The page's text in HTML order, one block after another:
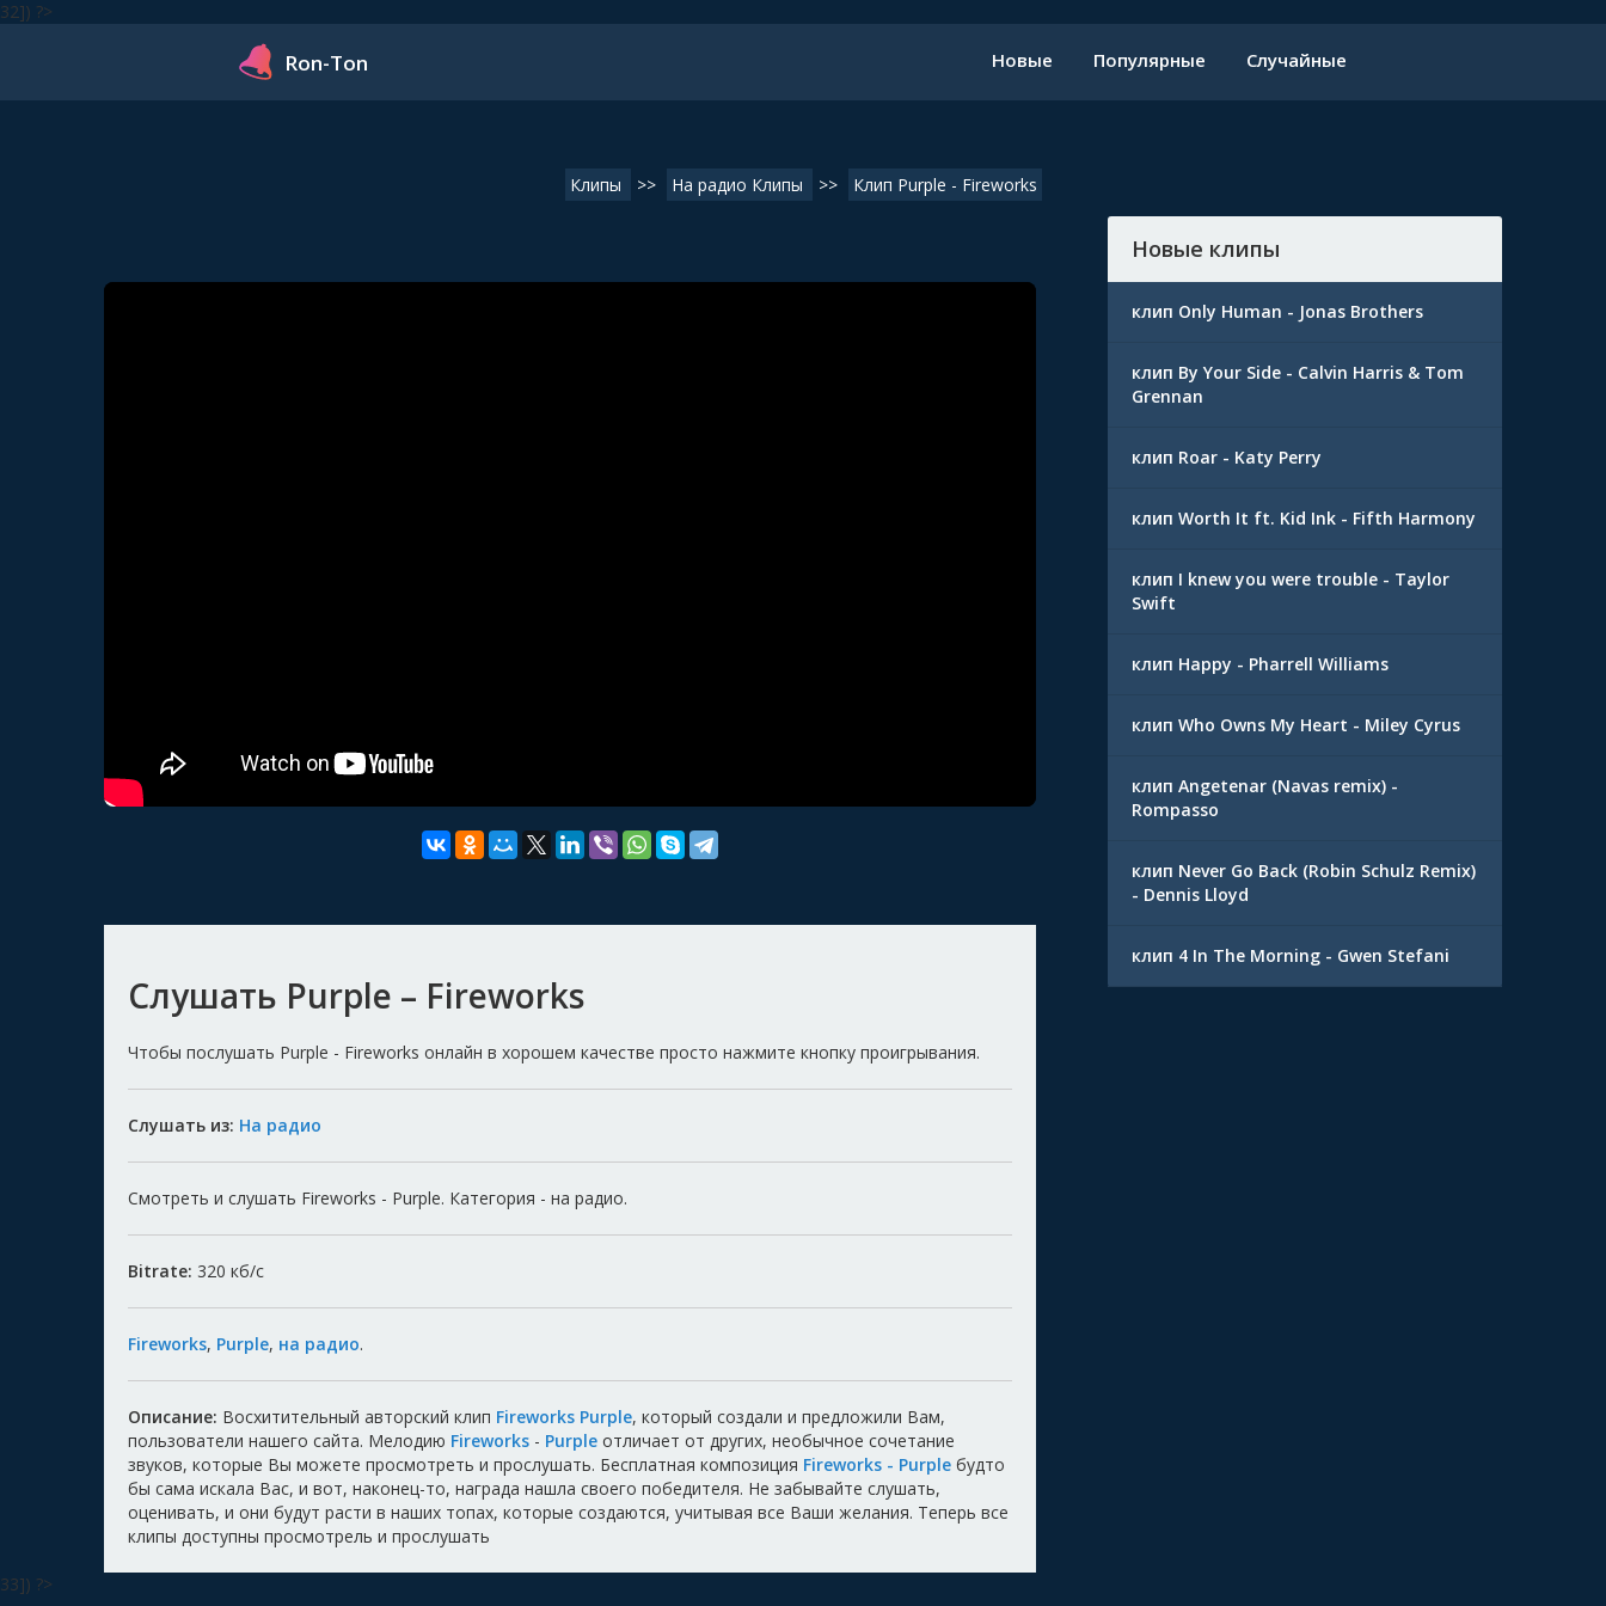
32]) ?>
Ron-Ton Новые Популярные Случайные
Клипы >> На радио Клипы >> Клип Purple - Fireworks
Слушать Purple – Fireworks
Чтобы послушать Purple - Fireworks онлайн в хорошем качестве просто нажмите кнопку проигрывания.
Слушать из: На радио
Смотреть и слушать Fireworks - Purple. Категория - на радио.
Bitrate: 320 кб/с
Fireworks, Purple, на радио.
Описание: Восхитительный авторский клип Fireworks Purple, который создали и предложили Вам,
пользователи нашего сайта. Мелодию Fireworks - Purple отличает от других, необычное сочетание
звуков, которые Вы можете просмотреть и прослушать. Бесплатная композиция Fireworks - Purple будто
бы сама искала Вас, и вот, наконец-то, награда нашла своего победителя. Не забывайте слушать,
оценивать, и они будут расти в наших топах, которые создаются, учитывая все Ваши желания. Теперь все
клипы доступны просмотрель и прослушать
Новые клипы
клип Only Human - Jonas Brothers
клип By Your Side - Calvin Harris & Tom
Grennan
клип Roar - Katy Perry
клип Worth It ft. Kid Ink - Fifth Harmony
клип I knew you were trouble - Taylor
Swift
клип Happy - Pharrell Williams
клип Who Owns My Heart - Miley Cyrus
клип Angetenar (Navas remix) -
Rompasso
клип Never Go Back (Robin Schulz Remix)
- Dennis Lloyd
клип 4 In The Morning - Gwen Stefani
33]) ?>